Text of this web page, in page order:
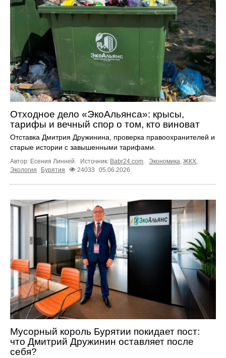
Отходное дело «ЭкоАльянса»: крысы,
тарифы и вечный спор о том, кто виноват
Отставка Дмитрия Дружинина, проверка правоохранителей и
старые истории с завышенными тарифами.
Автор: Есения Линней. Источник: Babr24.com. Экономика, ЖКХ,
Экология
Бурятия 24033 05.06.2026
Мусорный король Бурятии покидает пост:
что Дмитрий Дружинин оставляет после
себя?